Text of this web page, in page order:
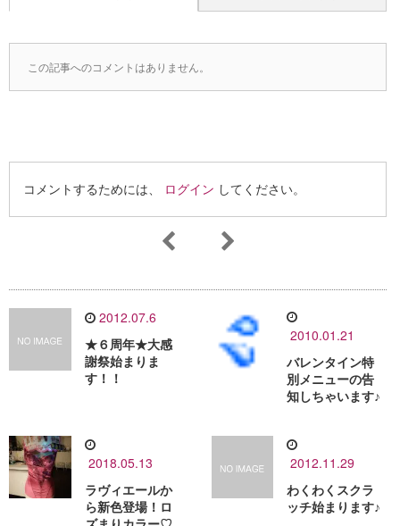
この記事へのコメントはありません。
コメントするためには、 ログイン してください。
2012.07.6
★６周年★大感
謝祭始まりま
す！！
2010.01.21
バレンタイン特
別メニューの告
知しちゃいます♪
2018.05.13
ラヴィエールか
ら新色登場！ロ
2012.11.29
わくわくスクラ
ッチ始まります♪